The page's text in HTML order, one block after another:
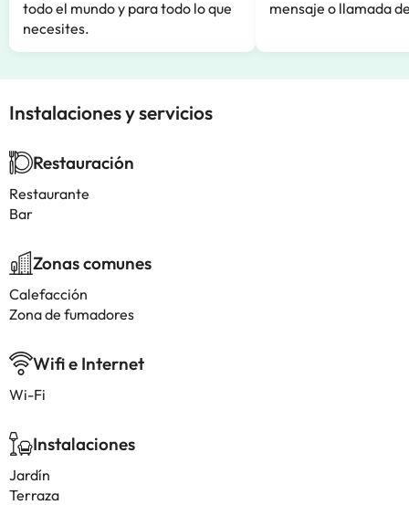
todo el mundo y para todo lo que
necesites.
mensaje o llamada
Instalaciones y servicios
Restauración
Restaurante
Bar
Zonas comunes
Calefacción
Zona de fumadores
Wifi e Internet
Wi-Fi
Instalaciones
Jardín
Terraza